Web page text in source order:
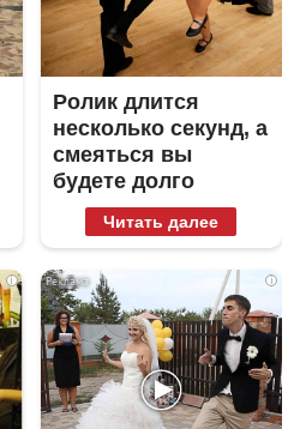
Ролик длится
несколько секунд, а
смеяться вы
будете долго
Читать далее
i i